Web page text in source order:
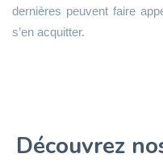
dernières peuvent faire
s’en acquitter.
Découvrez